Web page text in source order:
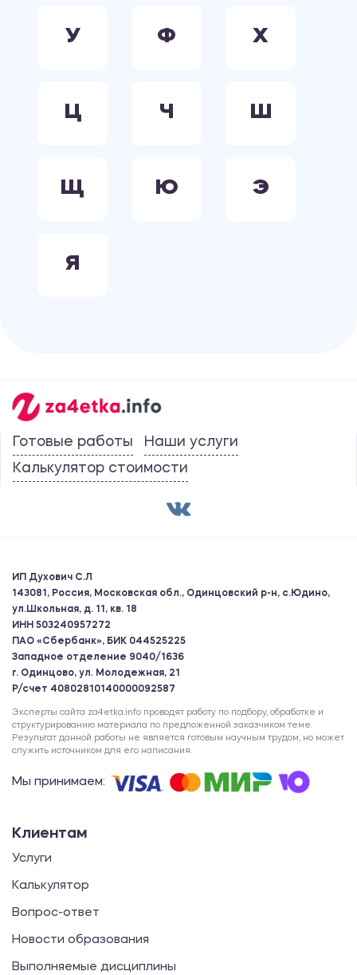
У Ф Х
Ц Ч Ш
Щ Ю Э
Я
Готовые работы
Наши услуги
Калькулятор стоимости
ИП Духович С.Л
143081, Россия, Московская обл., Одинцовский р-н, с.Юдино,
ул.Школьная, д. 11, кв. 18
ИНН 503240957272
ПАО «Сбербанк», БИК 044525225
Западное отделение 9040/1636
г. Одинцово, ул. Молодежная, 21
Р/счет 40802810140000092587
Эксперты сайта za4etka.info проводят работу по подбору, обработке и
структурированию материала по предложенной заказчиком теме.
Результат данной работы не является готовым научным трудом, но может
служить источником для его написания.
Мы принимаем:
Клиентам
Услуги
Калькулятор
Вопрос-ответ
Новости образования
Выполняемые дисциплины